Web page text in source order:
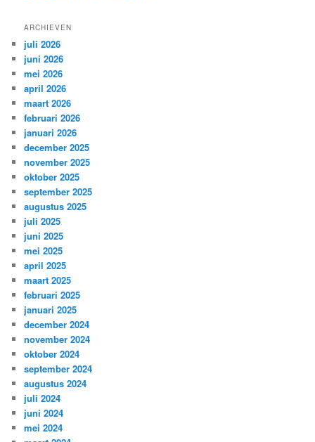
ARCHIEVEN
juli 2026
juni 2026
mei 2026
april 2026
maart 2026
februari 2026
januari 2026
december 2025
november 2025
oktober 2025
september 2025
augustus 2025
juli 2025
juni 2025
mei 2025
april 2025
maart 2025
februari 2025
januari 2025
december 2024
november 2024
oktober 2024
september 2024
augustus 2024
juli 2024
juni 2024
mei 2024